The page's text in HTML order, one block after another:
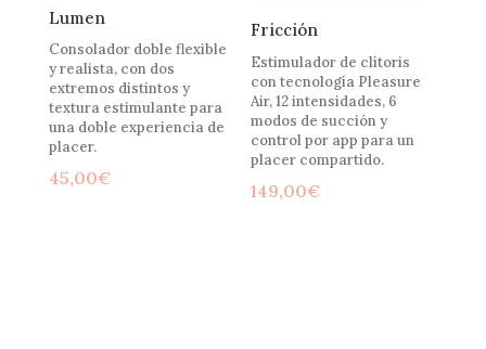
Lumen
Consolador doble flexible
y realista, con dos
extremos distintos y
textura estimulante para
una doble experiencia de
placer.
45,00€
Fricción
Estimulador de clítoris
con tecnología Pleasure
Air, 12 intensidades, 6
modos de succión y
control por app para un
placer compartido.
149,00€